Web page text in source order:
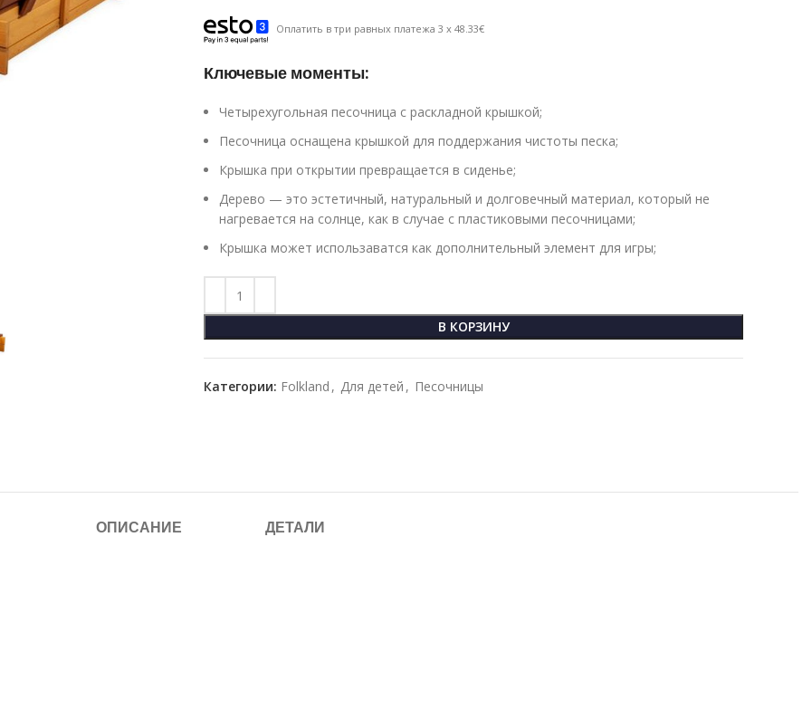
Оплатить в три равных платежа 3 x 48.33€
Ключевые моменты:
Четырехугольная песочница с раскладной крышкой;
Песочница оснащена крышкой для поддержания чистоты песка;
Крышка при открытии превращается в сиденье;
Дерево — это эстетичный, натуральный и долговечный материал, который не
нагревается на солнце, как в случае с пластиковыми песочницами;
Крышка может использаватся как дополнительный элемент для игры;
В КОРЗИНУ
Категории: Folkland , Для детей , Песочницы
ОПИСАНИЕ ДЕТАЛИ